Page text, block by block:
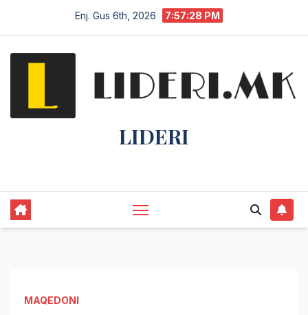
Enj. Gus 6th, 2026 7:57:28 PM
LIDERI
MAQEDONI